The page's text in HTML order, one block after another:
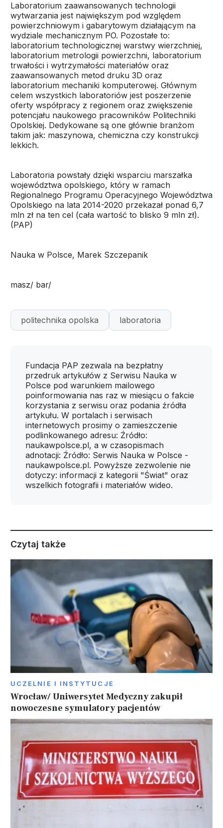
Laboratorium zaawansowanych technologii
wytwarzania jest największym pod względem
powierzchniowym i gabarytowym działającym na
wydziale mechanicznym PO. Pozostałe to:
laboratorium technologicznej warstwy wierzchniej,
laboratorium metrologii powierzchni, laboratorium
trwałości i wytrzymałości materiałów oraz
zaawansowanych metod druku 3D oraz
laboratorium mechaniki komputerowej. Głównym
celem wszystkich laboratoriów jest poszerzenie
oferty współpracy z regionem oraz zwiększenie
potencjału naukowego pracowników Politechniki
Opolskiej. Dedykowane są one głównie branżom
takim jak: maszynowa, chemiczna czy konstrukcji
lekkich.
Laboratoria powstały dzięki wsparciu marszałka
województwa opolskiego, który w ramach
Regionalnego Programu Operacyjnego Województwa
Opolskiego na lata 2014-2020 przekazał ponad 6,7
mln zł na ten cel (cała wartość to blisko 9 mln zł).
(PAP)
Nauka w Polsce, Marek Szczepanik
masz/ bar/
politechnika opolska laboratoria
Fundacja PAP zezwala na bezpłatny
przedruk artykułów z Serwisu Nauka w
Polsce pod warunkiem mailowego
poinformowania nas raz w miesiącu o fakcie
korzystania z serwisu oraz podania źródła
artykułu. W portalach i serwisach
internetowych prosimy o zamieszczenie
podlinkowanego adresu: Źródło:
naukawpolsce.pl, a w czasopismach
adnotacji: Źródło: Serwis Nauka w Polsce -
naukawpolsce.pl. Powyższe zezwolenie nie
dotyczy: informacji z kategorii "Świat" oraz
wszelkich fotografii i materiałów wideo.
Czytaj także
UCZELNIE I INSTYTUCJE
Wrocław/ Uniwersytet Medyczny zakupił
nowoczesne symulatory pacjentów